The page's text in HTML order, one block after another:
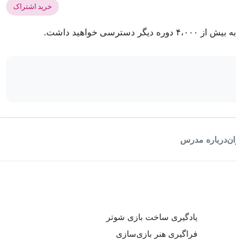
خرید اشتراک
خواهید داشت.
درباره مدرس
یادگیری ساخت بازی شوتر
فراگیری هنر بازی‌سازی